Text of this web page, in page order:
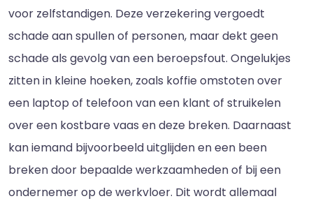
voor zelfstandigen. Deze verzekering vergoedt
schade aan spullen of personen, maar dekt geen
schade als gevolg van een beroepsfout. Ongelukjes
zitten in kleine hoeken, zoals koffie omstoten over
een laptop of telefoon van een klant of struikelen
over een kostbare vaas en deze breken. Daarnaast
kan iemand bijvoorbeeld uitglijden en een been
breken door bepaalde werkzaamheden of bij een
ondernemer op de werkvloer. Dit wordt allemaal